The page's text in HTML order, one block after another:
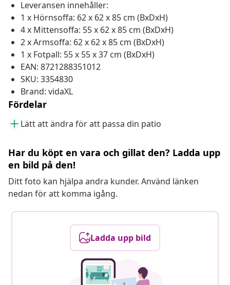
Leveransen innehåller:
1 x Hörnsoffa: 62 x 62 x 85 cm (BxDxH)
4 x Mittensoffa: 55 x 62 x 85 cm (BxDxH)
2 x Armsoffa: 62 x 62 x 85 cm (BxDxH)
1 x Fotpall: 55 x 55 x 37 cm (BxDxH)
EAN: 8721288351012
SKU: 3354830
Brand: vidaXL
Fördelar
Lätt att ändra för att passa din patio
Har du köpt en vara och gillat den? Ladda upp
en bild på den!
Ditt foto kan hjälpa andra kunder. Använd länken
nedan för att komma igång.
Ladda upp bild